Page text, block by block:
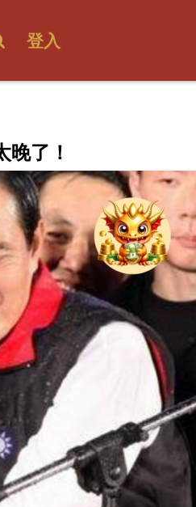
登入
晚了！